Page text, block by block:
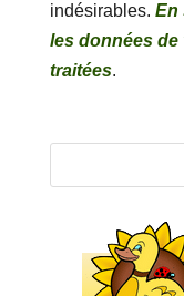
indésirables. En
les données
traitées.